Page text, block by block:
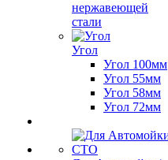
нержавеющей
стали
Угол
Угол 100мм
Угол 55мм
Угол 58мм
Угол 72мм